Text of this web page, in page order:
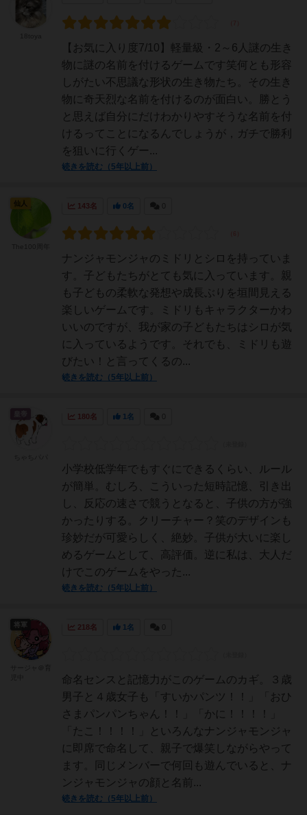
【お気に入り度7/10】軽量級・2～6人謎の生き
物に謎の名前を付けるゲームです笑何とも形容
しがたい不思議な形状の生き物たち。その生き
物に奇天烈な名前を付けるのが面白い。勝とう
と思えば自分にだけわかりやすそうな名前を付
けるってことになるんでしょうが，ガチで勝利
を狙いに行くゲー...
続きを読む（5年以上前）
143名 0名
ナンジャモンジャのミドリとシロを持っていま
す。子どもたちがとても気に入っています。親
も子どもの柔軟な発想や成長ぶりを垣間見える
楽しいゲームです。ミドリもキャラクターかわ
いいのですが、我が家の子どもたちはシロが気
に入っているようです。それでも、ミドリも遊
びたい！と言ってくるの...
続きを読む（5年以上前）
仙人
180名 1名
小学校低学年でもすぐにできるくらい、ルール
が簡単。むしろ、こういった短時記憶、引き出
し、反応の速さで競うとなると、子供の方が強
かったりする。クリーチャー？笑のデザインも
珍妙だが可愛らしく、絶妙。子供が大いに楽し
めるゲームとして、高評価。逆に私は、大人だ
けでこのゲームをやった...
続きを読む（5年以上前）
218名 1名
命名センスと記憶力がこのゲームのカギ。３歳
男子と４歳女子も「すいかパンツ！！」「おひ
さまパンパンちゃん！！」「かに！！！！」
「たこ！！！！」といろんなナンジャモンジャ
に即席で命名して、親子で爆笑しながらやって
ます。同じメンバーで何回も遊んでいると、ナ
ンジャモンジャの顔と名前...
続きを読む（5年以上前）
将軍